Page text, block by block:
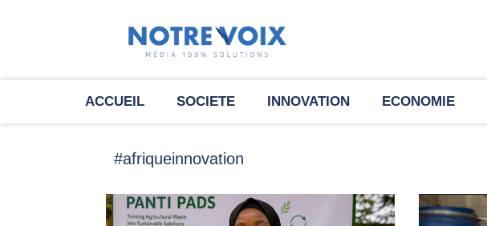
ACCUEIL SOCIETE INNOVATION ECONOMIE
#afriqueinnovation